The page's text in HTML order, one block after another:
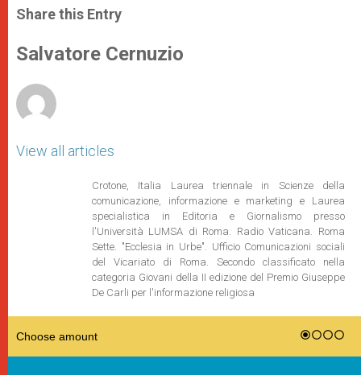
t
s
p
p
s
e
g
e
e
b
o
k
r
Share this Entry
Salvatore Cernuzio
View all articles
Crotone, Italia Laurea triennale in Scienze della
comunicazione, informazione e marketing e Laurea
specialistica in Editoria e Giornalismo presso
l'Università LUMSA di Roma. Radio Vaticana. Roma
Sette. "Ecclesia in Urbe". Ufficio Comunicazioni sociali
del Vicariato di Roma. Secondo classificato nella
categoria Giovani della II edizione del Premio Giuseppe
De Carli per l'informazione religiosa